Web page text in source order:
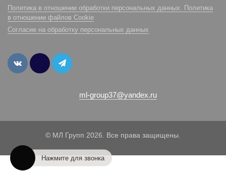
Политика в отношении обработки персональных данных. Политика
в отношении файлов Cookie
Согласие на обработку персональных данных
ml-group37@yandex.ru
© МЛ Групп 2026. Все права защищены.
Нажмите для звонка